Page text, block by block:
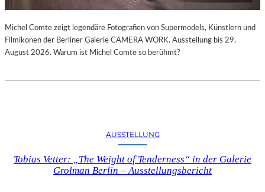
Michel Comte zeigt legendäre Fotografien von Supermodels, Künstlern und
Filmikonen der Berliner Galerie CAMERA WORK. Ausstellung bis 29.
August 2026. Warum ist Michel Comte so berühmt?
AUSSTELLUNG
Tobias Vetter: „The Weight of Tenderness“ in der Galerie
Grolman Berlin – Ausstellungsbericht